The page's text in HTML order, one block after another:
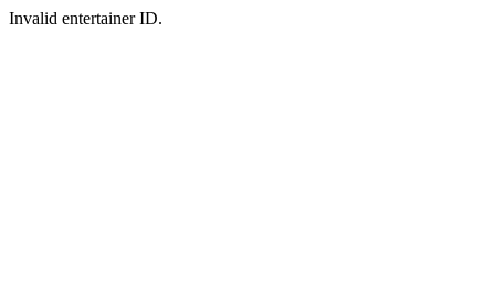
Invalid entertainer ID.